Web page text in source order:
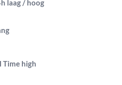
laag / hoog
Time high